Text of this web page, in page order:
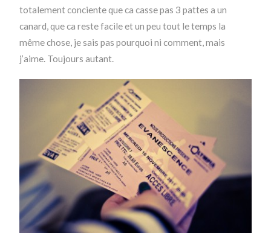
totalement conciente que ca casse pas 3 pattes a un
canard, que ca reste facile et un peu tout le temps la
même chose, je sais pas pourquoi ni comment, mais
j’aime. Toujours autant.